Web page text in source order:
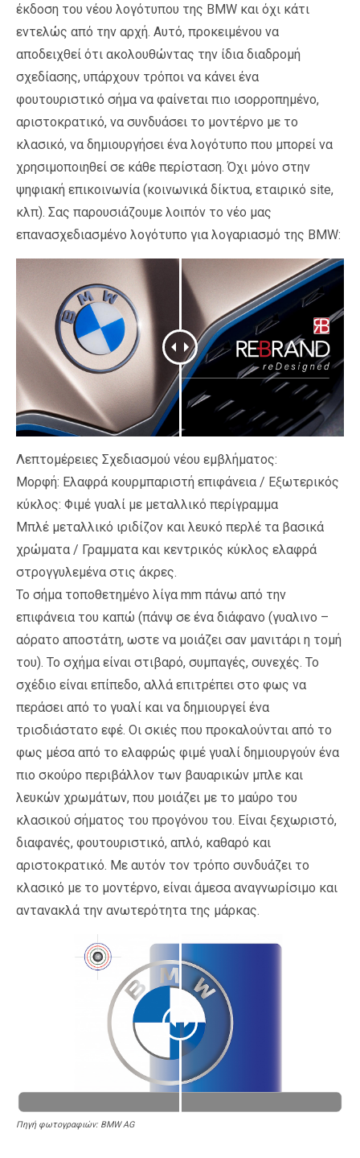
έκδοση του νέου λογότυπου της BMW και όχι κάτι
εντελώς από την αρχή. Αυτό, προκειμένου να
αποδειχθεί ότι ακολουθώντας την ίδια διαδρομή
σχεδίασης, υπάρχουν τρόποι να κάνει ένα
φουτουριστικό σήμα να φαίνεται πιο ισορροπημένο,
αριστοκρατικό, να συνδυάσει το μοντέρνο με το
κλασικό, να δημιουργήσει ένα λογότυπο που μπορεί να
χρησιμοποιηθεί σε κάθε περίσταση. Όχι μόνο στην
ψηφιακή επικοινωνία (κοινωνικά δίκτυα, εταιρικό site,
κλπ). Σας παρουσιάζουμε λοιπόν το νέο μας
επανασχεδιασμένο λογότυπο για λογαριασμό της BMW:
Λεπτομέρειες Σχεδιασμού νέου εμβλήματος:
Μορφή: Ελαφρά κουρμπαριστή επιφάνεια / Εξωτερικός
κύκλος: Φιμέ γυαλί με μεταλλικό περίγραμμα
Μπλέ μεταλλικό ιριδίζον και λευκό περλέ τα βασικά
χρώματα / Γραμματα και κεντρικός κύκλος ελαφρά
στρογγυλεμένα στις άκρες.
Το σήμα τοποθετημένο λίγα mm πάνω από την
επιφάνεια του καπώ (πάνψ σε ένα διάφανο (γυαλινο –
αόρατο αποστάτη, ωστε να μοιάζει σαν μανιτάρι η τομή
του). Το σχήμα είναι στιβαρό, συμπαγές, συνεχές. Το
σχέδιο είναι επίπεδο, αλλά επιτρέπει στο φως να
περάσει από το γυαλί και να δημιουργεί ένα
τρισδιάστατο εφέ. Οι σκιές που προκαλούνται από το
φως μέσα από το ελαφρώς φιμέ γυαλί δημιουργούν ένα
πιο σκούρο περιβάλλον των βαυαρικών μπλε και
λευκών χρωμάτων, που μοιάζει με το μαύρο του
κλασικού σήματος του προγόνου του. Είναι ξεχωριστό,
διαφανές, φουτουριστικό, απλό, καθαρό και
αριστοκρατικό. Με αυτόν τον τρόπο συνδυάζει το
κλασικό με το μοντέρνο, είναι άμεσα αναγνωρίσιμο και
αντανακλά την ανωτερότητα της μάρκας.
Πηγή φωτογραφιών: BMW AG